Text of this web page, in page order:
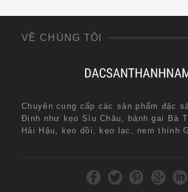
VỀ CHÚNG TÔI
Chuyên cung cấp các sản phẩm đặc
Định như kẹo Sìu Châu, bánh gai Bà
Hải Hậu, kẹo dồi, kẹo lạc, nem thính